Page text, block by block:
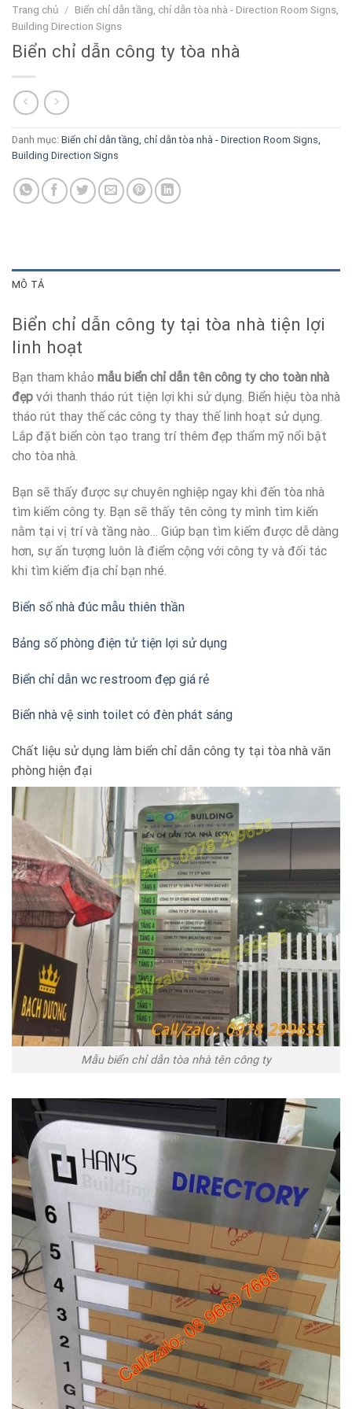
Trang chủ / Biển chỉ dẫn tầng, chỉ dẫn tòa nhà - Direction Room Signs,
Building Direction Signs
Biển chỉ dẫn công ty tòa nhà
Danh mục: Biển chỉ dẫn tầng, chỉ dẫn tòa nhà - Direction Room Signs,
Building Direction Signs
MÔ TẢ
Biển chỉ dẫn công ty tại tòa nhà tiện lợi
linh hoạt
Bạn tham khảo mẫu biển chỉ dẫn tên công ty cho toàn nhà
đẹp với thanh tháo rút tiện lợi khi sử dụng. Biển hiệu tòa nhà
tháo rút thay thế các công ty thay thế linh hoạt sử dụng.
Lắp đặt biển còn tạo trang trí thêm đẹp thẩm mỹ nổi bật
cho tòa nhà.
Bạn sẽ thấy được sự chuyên nghiệp ngay khi đến tòa nhà
tìm kiếm công ty. Bạn sẽ thấy tên công ty mình tìm kiến
nằm tại vị trí và tầng nào… Giúp bạn tìm kiếm được dễ dàng
hơn, sự ấn tượng luôn là điểm cộng với công ty và đối tác
khi tìm kiếm địa chỉ bạn nhé.
Biển số nhà đúc mẫu thiên thần
Bảng số phòng điện tử tiện lợi sử dụng
Biển chỉ dẫn wc restroom đẹp giá rẻ
Biển nhà vệ sinh toilet có đèn phát sáng
Chất liệu sử dụng làm biển chỉ dẫn công ty tại tòa nhà văn
phòng hiện đại
Mẫu biển chỉ dẫn tòa nhà tên công ty